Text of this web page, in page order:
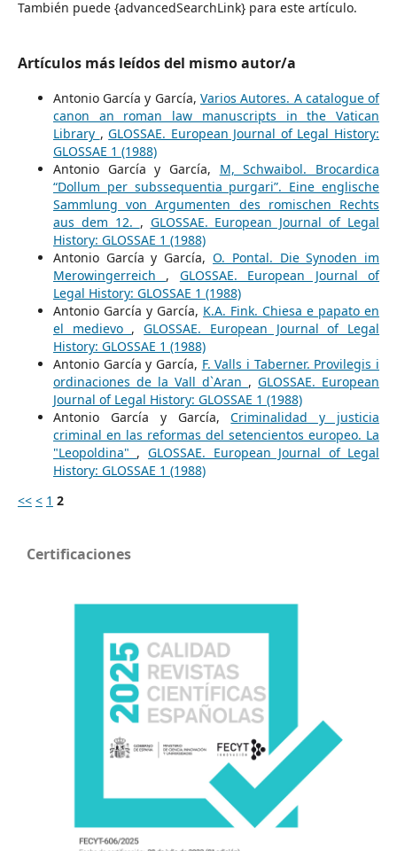
También puede {advancedSearchLink} para este artículo.
Artículos más leídos del mismo autor/a
Antonio García y García, Varios Autores. A catalogue of
canon an roman law manuscripts in the Vatican
Library ,GLOSSAE. European Journal of Legal History:
GLOSSAE 1 (1988)
Antonio García y García, M, Schwaibol. Brocardica
“Dollum per subssequentia purgari”. Eine englische
Sammlung von Argumenten des romischen Rechts
aus dem 12. , GLOSSAE. European Journal of Legal
History: GLOSSAE 1 (1988)
Antonio García y García, O. Pontal. Die Synoden im
Merowingerreich , GLOSSAE. European Journal of
Legal History: GLOSSAE 1 (1988)
Antonio García y García, K.A. Fink. Chiesa e papato en
el medievo ,GLOSSAE. European Journal of Legal
History: GLOSSAE 1 (1988)
Antonio García y García, F. Valls i Taberner. Provilegis i
ordinaciones de la Vall d`Aran ,GLOSSAE. European
Journal of Legal History: GLOSSAE 1 (1988)
Antonio García y García,Criminalidad y justicia
criminal en las reformas del setencientos europeo. La
"Leopoldina" , GLOSSAE. European Journal of Legal
History: GLOSSAE 1 (1988)
<< < 1 2
Certificaciones